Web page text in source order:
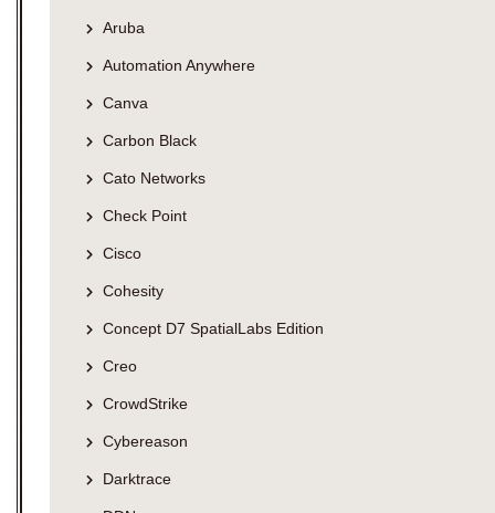
Aruba
Automation Anywhere
Canva
Carbon Black
Cato Networks
Check Point
Cisco
Cohesity
Concept D7 SpatialLabs Edition
Creo
CrowdStrike
Cybereason
Darktrace